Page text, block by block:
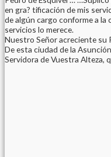
en gra? tificación de mis
de algún cargo conforme a la
servicios lo merece.
Nuestro Señor acreciente su
De esta ciudad de la
Servidora de Vuestra Alteza,